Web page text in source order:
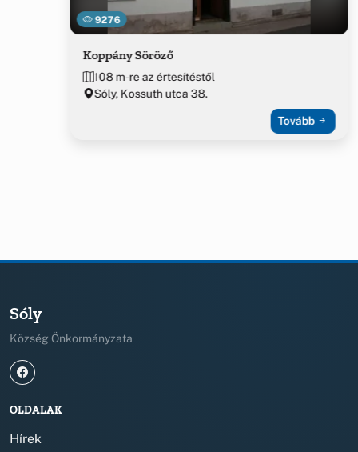
9276
Koppány Söröző
108 m-re az értesítéstől
Sóly, Kossuth utca 38.
Tovább
Sóly
Község Önkormányzata
OLDALAK
Hírek